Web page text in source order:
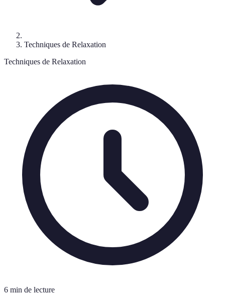
Techniques de Relaxation
Techniques de Relaxation
6 min de lecture